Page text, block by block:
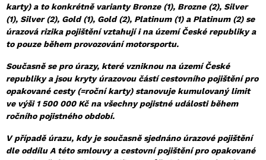
karty) a to konkrétně varianty Bronze (1), Brozne (2), Silver
(1), Silver (2), Gold (1), Gold (2), Platinum (1) a Platinum (2) se
úrazová rizika pojištění vztahují i na území České republiky a
to pouze během provozování motorsportu.
Současně se pro úrazy, které vzniknou na území České
republiky a jsou kryty úrazovou částí cestovního pojištění pro
opakované cesty (=roční karty) stanovuje kumulovaný limit
ve výši 1 500 000 Kč na všechny pojistné události během
ročního pojistného období.
V případě úrazu, kdy je současně sjednáno úrazové pojištění
dle oddílu A této smlouvy a cestovní pojištění pro opakované